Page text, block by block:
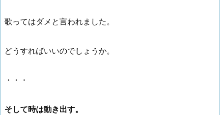
歌ってはダメと言われました。
どうすればいいのでしょうか。
・・・
そして時は動き出す。